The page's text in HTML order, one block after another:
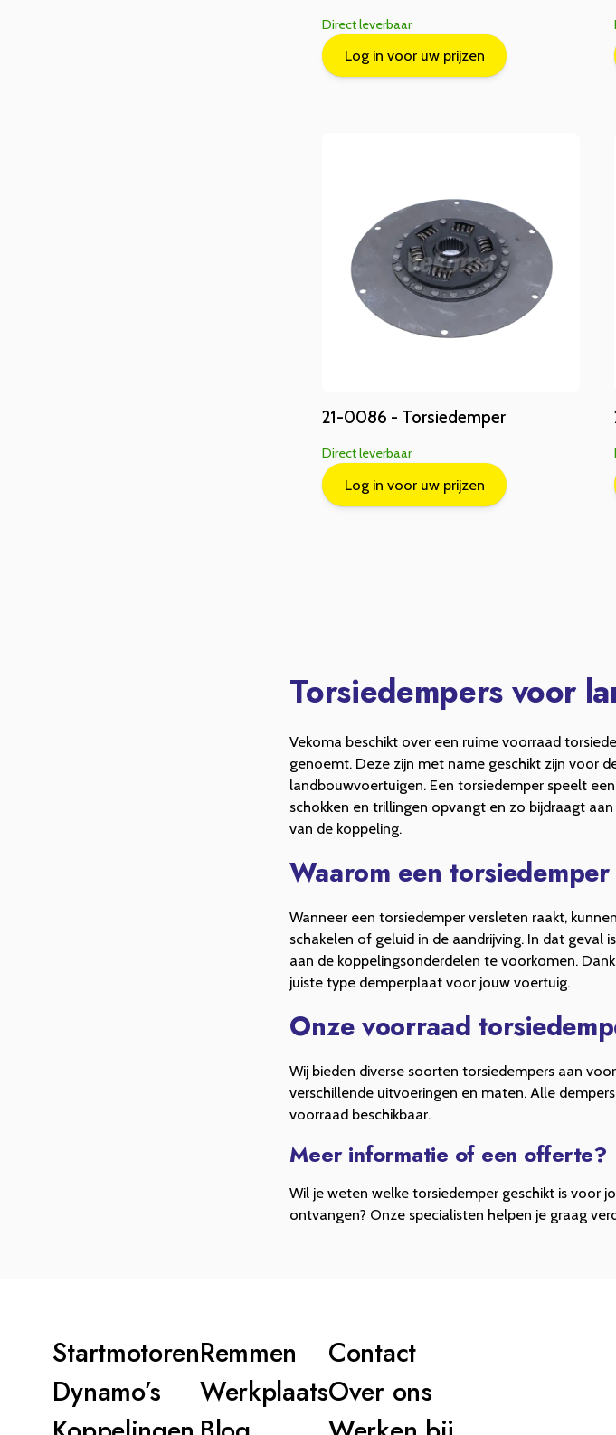
Direct leverbaar
Log in voor uw prijzen
21-0086 - Torsiedemper
Direct leverbaar
Log in voor uw prijzen
Torsiedempers voor
Vekoma beschikt over een ruime voorraad
genoemt. Deze zijn met name geschikt zijn voor
landbouwvoertuigen. Een torsiedemper speelt
schokken en trillingen opvangt en zo bijdraagt
van de koppeling.
Waarom een
Wanneer een torsiedemper versleten raakt,
schakelen of geluid in de aandrijving. In dat geval
aan de koppelingsonderdelen te voorkomen.
juiste type demperplaat voor jouw voertuig.
Onze voorraad
Wij bieden diverse soorten torsiedempers aan
verschillende uitvoeringen en maten. Alle
voorraad beschikbaar.
Meer informatie of een offerte?
Wil je weten welke torsiedemper geschikt is voor
ontvangen? Onze specialisten helpen je graag
Startmotoren
Dynamo’s
Remmen
Werkplaats
Contact
Over ons